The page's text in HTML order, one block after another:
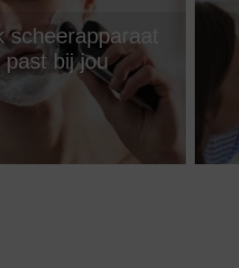
scheerapparaat
past bij jou